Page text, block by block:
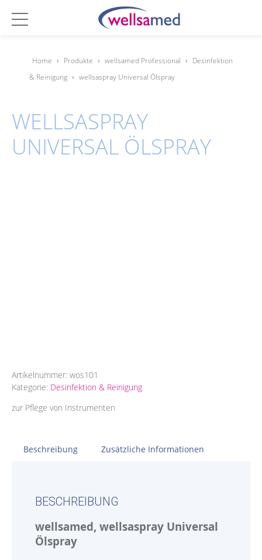
Home › Produkte › wellsamed Professional › Desinfektion
& Reinigung › wellsaspray Universal Ölspray
WELLSASPRAY
UNIVERSAL ÖLSPRAY
Artikelnummer: wos101
Kategorie: Desinfektion & Reinigung
zur Pflege von Instrumenten
Beschreibung Zusätzliche Informationen
BESCHREIBUNG
wellsamed, wellsaspray Universal
Ölspray